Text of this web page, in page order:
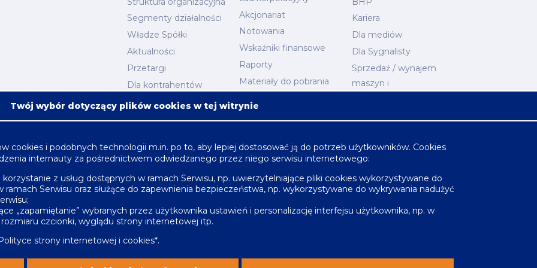
Segmenty działalności
Władze Spółki
Aktualności
Przetargi
Dla kontrahentów
Akcjonariat
Notowania
Wskaźniki finansowe
Raporty
Materiały do pobrania
Kariera
Dla mediów
Dla Sygnalisty
Sprzedaż / wynajem
maszyn i
Mapa serwisu
Oferta
Energetyka
Produkcja
Infrastruktura
Twój wybór dotyczący plików cookies w tej witrynie
cookies i podobnych technologii m.in. po to, aby lepiej dostosować ją do potrzeb użytkowników. Cookies
internauty za pośrednictwem odwiedzanego przez niego serwisu internetowego:
z usług dostępnych w ramach Serwisu, np. uwierzytelniające pliki cookies wykorzystywane do
Serwisu oraz służące do zapewnienia bezpieczeństwa, np. wykorzystywane do wykrywania nadużyć
„zapamiętanie” wybranych przez użytkownika ustawień i personalizację interfejsu użytkownika, np. w
czcionki, wyglądu strony internetowej itp.
strony internetowej i cookies*.